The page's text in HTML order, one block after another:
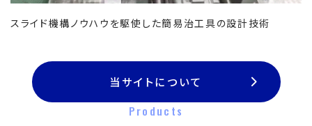
スライド機構ノウハウを駆使した簡易治工具の設計技術
当サイトについて
Products